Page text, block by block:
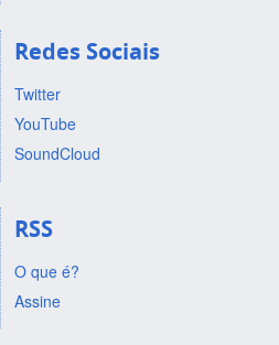
Redes Sociais
Twitter
YouTube
SoundCloud
RSS
O que é?
Assine